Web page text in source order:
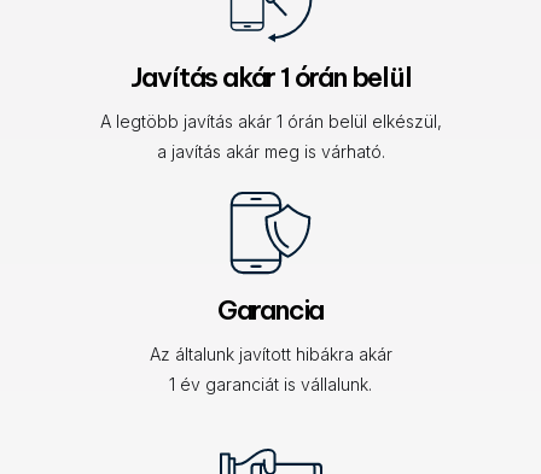
Javítás akár 1 órán belül
A legtöbb javítás akár 1 órán belül elkészül,
a javítás akár meg is várható.
Garancia
Az általunk javított hibákra akár
1 év garanciát is vállalunk.